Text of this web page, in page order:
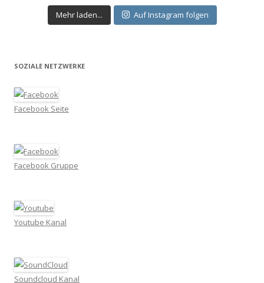
Mehr laden... Auf Instagram folgen
SOZIALE NETZWERKE
Facebook Seite
Facebook Gruppe
Youtube Kanal
Soundcloud Kanal